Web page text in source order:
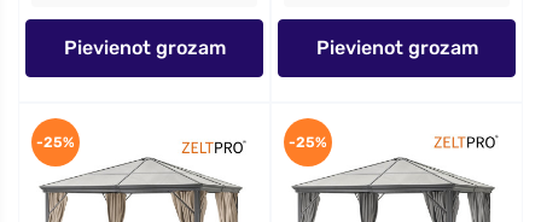
Pievienot grozam Pievienot grozam
-25% -25%